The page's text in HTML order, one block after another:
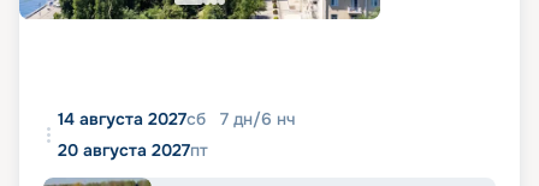
14 августа 2027сб 7 дн/6 нч
20 августа 2027пт